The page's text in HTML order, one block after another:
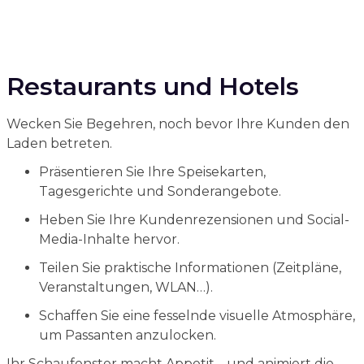
Restaurants und Hotels
Wecken Sie Begehren, noch bevor Ihre Kunden den
Laden betreten.
Präsentieren Sie Ihre Speisekarten,
Tagesgerichte und Sonderangebote.
Heben Sie Ihre Kundenrezensionen und Social-
Media-Inhalte hervor.
Teilen Sie praktische Informationen (Zeitpläne,
Veranstaltungen, WLAN…).
Schaffen Sie eine fesselnde visuelle Atmosphäre,
um Passanten anzulocken.